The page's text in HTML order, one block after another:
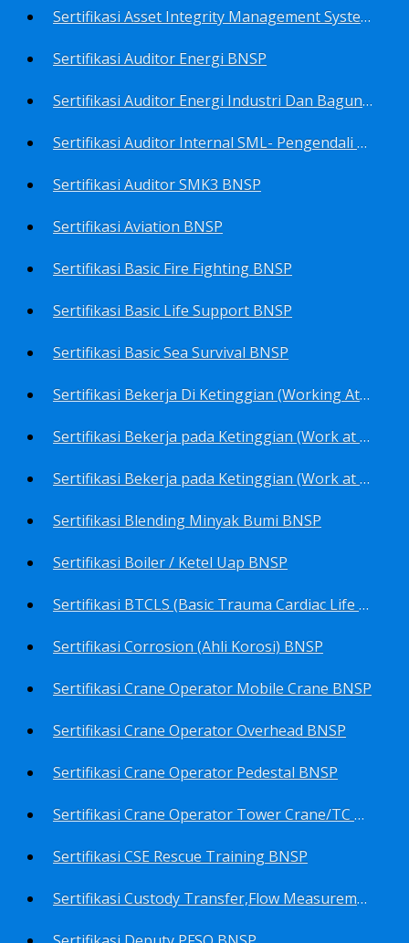
Sertifikasi Asset Integrity Management System BNSP
Sertifikasi Auditor Energi BNSP
Sertifikasi Auditor Energi Industri Dan Bagunan Gedung BNSP
Sertifikasi Auditor Internal SML- Pengendali Dan Penerapan SML- Perencana SML- Manajer SML- Pengendali Dokumen SML BNSP
Sertifikasi Auditor SMK3 BNSP
Sertifikasi Aviation BNSP
Sertifikasi Basic Fire Fighting BNSP
Sertifikasi Basic Life Support BNSP
Sertifikasi Basic Sea Survival BNSP
Sertifikasi Bekerja Di Ketinggian (Working At Height) BNSP
Sertifikasi Bekerja pada Ketinggian (Work at Height)-Competency person (TKPK-TK3) BNSP
Sertifikasi Bekerja pada Ketinggian (Work at Height)-Pekerja/Standby Person (TKBT-TK2) BNSP
Sertifikasi Blending Minyak Bumi BNSP
Sertifikasi Boiler / Ketel Uap BNSP
Sertifikasi BTCLS (Basic Trauma Cardiac Life Support) BNSP
Sertifikasi Corrosion (Ahli Korosi) BNSP
Sertifikasi Crane Operator Mobile Crane BNSP
Sertifikasi Crane Operator Overhead BNSP
Sertifikasi Crane Operator Pedestal BNSP
Sertifikasi Crane Operator Tower Crane/TC BNSP
Sertifikasi CSE Rescue Training BNSP
Sertifikasi Custody Transfer,Flow Measurement&Flow Meter (Harga Khusus) BNSP